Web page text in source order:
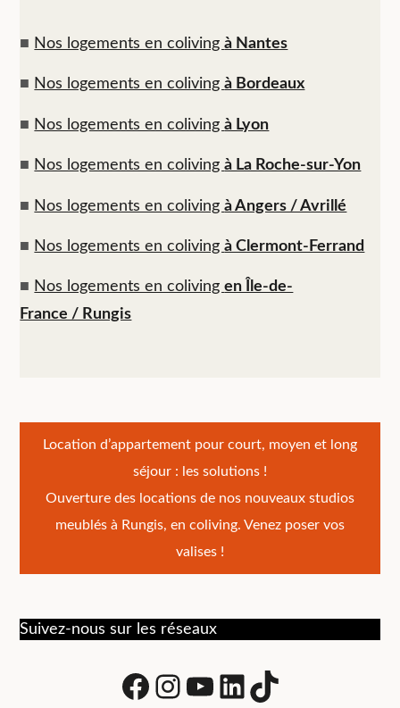
■ Nos logements en colivingà Nantes
■ Nos logements en colivingà Bordeaux
■ Nos logements en colivingà Lyon
■ Nos logements en colivingà La Roche-sur-Yon
■ Nos logements en colivingà Angers / Avrillé
■ Nos logements en colivingà Clermont-Ferrand
■ Nos logements en colivingen Île-de-
France / Rungis
Navigation
de
l’article
Location d’appartement pour court, moyen et long
séjour : les solutions !
Ouverture des locations de nos nouveaux studios
meublés à Rungis, en coliving. Venez poser vos
valises !
Suivez-nous sur les réseaux
Facebook
Instagram
Youtube
LinkedIn
tiktok